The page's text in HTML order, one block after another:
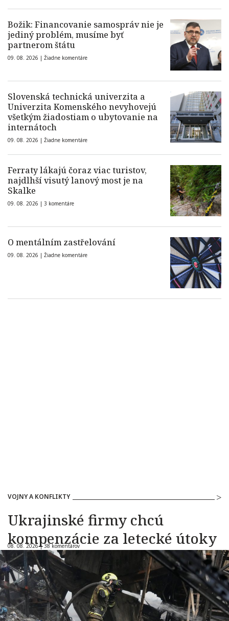
Božik: Financovanie samospráv nie je
jediný problém, musíme byť
partnerom štátu
09. 08. 2026 | Žiadne komentáre
Slovenská technická univerzita a
Univerzita Komenského nevyhovejú
všetkým žiadostiam o ubytovanie na
internátoch
09. 08. 2026 | Žiadne komentáre
Ferraty lákajú čoraz viac turistov,
najdlhší visutý lanový most je na
Skalke
09. 08. 2026 | 3 komentáre
O mentálním zastřelování
09. 08. 2026 | Žiadne komentáre
VOJNY A KONFLIKTY
Ukrajinské firmy chcú
kompenzácie za letecké útoky
08. 08. 2026 |38 komentárov